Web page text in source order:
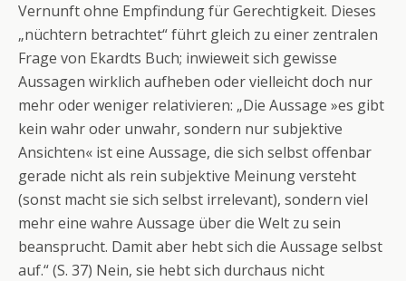
Vernunft ohne Empfindung für Gerechtigkeit. Dieses
„nüchtern betrachtet“ führt gleich zu einer zentralen
Frage von Ekardts Buch; inwieweit sich gewisse
Aussagen wirklich aufheben oder vielleicht doch nur
mehr oder weniger relativieren: „Die Aussage »es gibt
kein wahr oder unwahr, sondern nur subjektive
Ansichten« ist eine Aussage, die sich selbst offenbar
gerade nicht als rein subjektive Meinung versteht
(sonst macht sie sich selbst irrelevant), sondern viel
mehr eine wahre Aussage über die Welt zu sein
beansprucht. Damit aber hebt sich die Aussage selbst
auf.“ (S. 37) Nein, sie hebt sich durchaus nicht